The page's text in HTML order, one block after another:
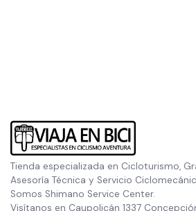
Tienda especializada en Cicloturismo,
Asesoría Técnica y Servicio
Somos Shimano Service Center.
Visítanos en Caupolicán 1337